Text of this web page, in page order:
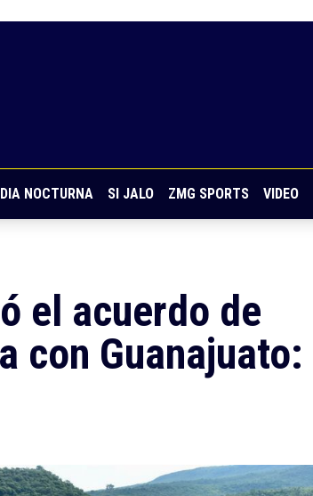
NOCTURNA SI JALO ZMG SPORTS VIDEO
el acuerdo de
con Guanajuato: